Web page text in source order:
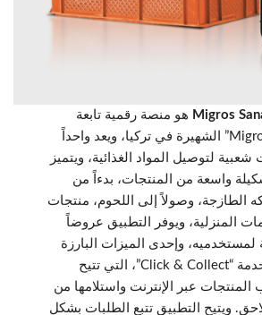
Migros هو منصة رقمية تابعة
لسلسلة متاجر “Migros” الشهيرة في تركيا، ويعد واحداً
لتوصيل المواد الغذائية، ويتميز
واسعة من المنتجات، بدءاً من
الطازجة، وصولاً إلى اللحوم، منتجات
المنزلية، ويوفر التطبيق عروضاً
وإحدى الميزات البارزة
في التطبيق هي خدمة “Click & Collect”، التي تتيح
عبر الإنترنت واستلامها من
ويتيح التطبيق تتبع الطلبات بشكل